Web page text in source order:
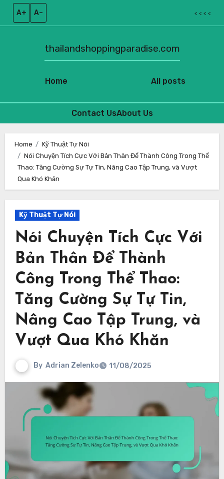
A+ A– < < < <
Home
thailandshoppingparadise.com
All posts
Contact UsAbout Us
content
Home
Kỹ Thuật Tự Nói
Nói Chuyện Tích Cực Với Bản Thân Để Thành Công Trong Thể
Thao: Tăng Cường Sự Tự Tin, Nâng Cao Tập Trung, và Vượt
Qua Khó Khăn
Kỹ Thuật Tự Nói
Nói Chuyện Tích Cực Với
Bản Thân Để Thành
Công Trong Thể Thao:
Tăng Cường Sự Tự Tin,
Nâng Cao Tập Trung, và
Vượt Qua Khó Khăn
By Adrian Zelenko 11/08/2025